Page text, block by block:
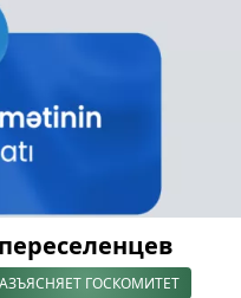
ГОСКОМИТЕТ